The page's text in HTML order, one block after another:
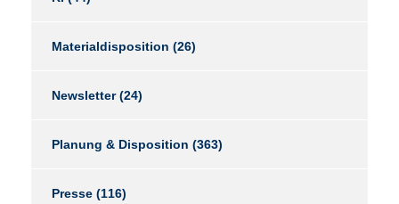
Materialdisposition (26)
Newsletter(24)
Planung & Disposition (363)
Presse (116)